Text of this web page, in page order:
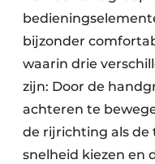
bijzonder
waarin drie
zijn: Door de
achteren te
de rijrichting als de
snelheid kiezen en